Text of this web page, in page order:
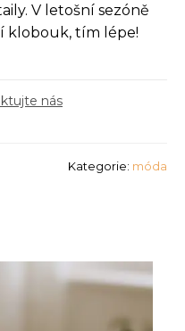
V letošní sezóně
klobouk, tím lépe!
nás
Kategorie: móda